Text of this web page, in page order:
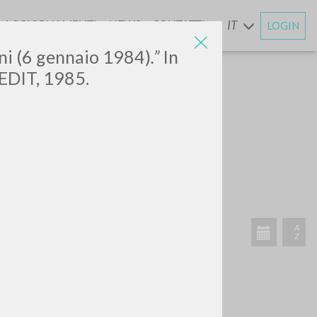
(6 gennaio 1984).” In
1985.
AGGIORNAMENTIENEWS CONTATTI IT LOGIN
A
Z